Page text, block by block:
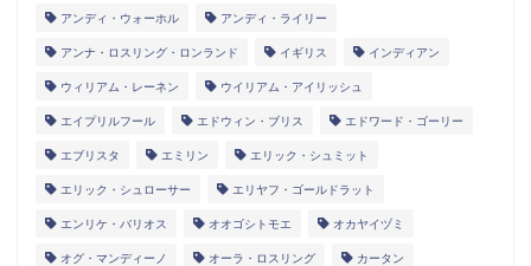
アンディ・ウォーホル アンディ・ライリー
アンナ・ロスリング・ロンランド イギリス インディアン
ウィリアム・レーネン ウイリアム・アイリッシュ
エイプリルフール エドウィン・ブリス エドワード・ゴーリー
エブリスタ エミリン エリック・シュミット
エリック・シュローサー エリヤフ・ゴールドラット
エンリケ・バリオス オオゴシトモエ オカヤイヅミ
オグ・マンディーノ オーラ・ロスリング カータン